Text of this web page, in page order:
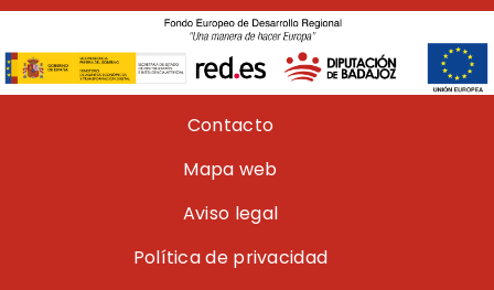
Pie de páginaContacto
Mapa web
Aviso legal
Política de privacidad